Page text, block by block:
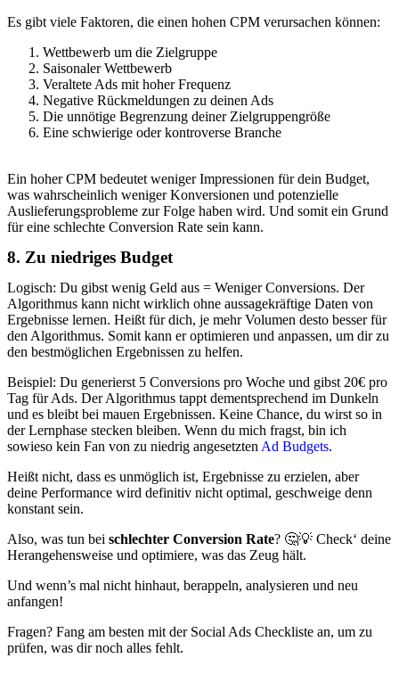
Es gibt viele Faktoren, die einen hohen CPM verursachen können:
Wettbewerb um die Zielgruppe
Saisonaler Wettbewerb
Veraltete Ads mit hoher Frequenz
Negative Rückmeldungen zu deinen Ads
Die unnötige Begrenzung deiner Zielgruppengröße
Eine schwierige oder kontroverse Branche
Ein hoher CPM bedeutet weniger Impressionen für dein Budget,
was wahrscheinlich weniger Konversionen und potenzielle
Auslieferungsprobleme zur Folge haben wird. Und somit ein Grund
für eine schlechte Conversion Rate sein kann.
8. Zu niedriges Budget
Logisch: Du gibst wenig Geld aus = Weniger Conversions. Der
Algorithmus kann nicht wirklich ohne aussagekräftige Daten von
Ergebnisse lernen. Heißt für dich, je mehr Volumen desto besser für
den Algorithmus. Somit kann er optimieren und anpassen, um dir zu
den bestmöglichen Ergebnissen zu helfen.
Beispiel: Du generierst 5 Conversions pro Woche und gibst 20€ pro
Tag für Ads. Der Algorithmus tappt dementsprechend im Dunkeln
und es bleibt bei mauen Ergebnissen. Keine Chance, du wirst so in
der Lernphase stecken bleiben. Wenn du mich fragst, bin ich
sowieso kein Fan von zu niedrig angesetzten Ad Budgets.
Heißt nicht, dass es unmöglich ist, Ergebnisse zu erzielen, aber
deine Performance wird definitiv nicht optimal, geschweige denn
konstant sein.
Also, was tun bei schlechter Conversion Rate? 🤔💡 Check‘ deine
Herangehensweise und optimiere, was das Zeug hält.
Und wenn’s mal nicht hinhaut, berappeln, analysieren und neu
anfangen!
Fragen? Fang am besten mit der Social Ads Checkliste an, um zu
prüfen, was dir noch alles fehlt.